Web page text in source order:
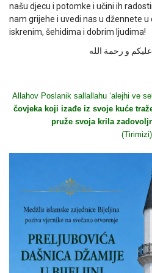
našu djecu i potomke i učini ih
nam grijehe i uvedi nas u džennete
iskrenim, šehidima i dobrim ljudima!
Allahov Poslanik sallallahu ‘alejhi ve
čovjeka koji izađe iz svoje kuće
pruže svoja krila
(Tirimizi)